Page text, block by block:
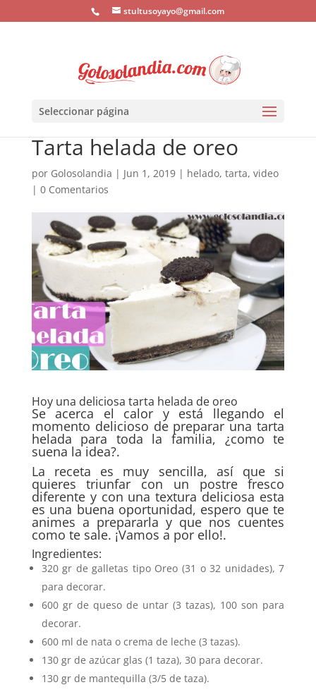
stultusoyayo@gmail.com
Seleccionar página
Tarta helada de oreo
por Golosolandia | Jun 1, 2019| helado, tarta, video
| 0 Comentarios
Hoy una deliciosa tarta helada de oreo
Se acerca el calor y está llegando el
momento delicioso de preparar una tarta
helada para toda la familia, ¿como te
suena la idea?.
La receta es muy sencilla, así que si
quieres triunfar con un postre fresco
diferente y con una textura deliciosa esta
es una buena oportunidad, espero que te
animes a prepararla y que nos cuentes
como te sale. ¡Vamos a por ello!.
Ingredientes:
320 gr de galletas tipo Oreo (31 o 32 unidades), 7
para decorar.
600 gr de queso de untar (3 tazas), 100 son para
decorar.
600 ml de nata o crema de leche (3 tazas).
130 gr de azúcar glas (1 taza), 30 para decorar.
130 gr de mantequilla (3/5 de taza).